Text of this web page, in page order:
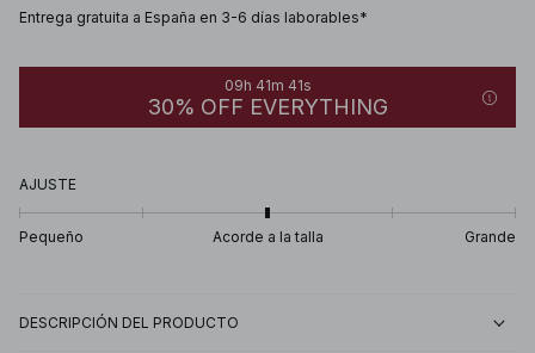
Entrega gratuita a España en 3-6 días laborables*
09h 41m 40s
30% OFF EVERYTHING
AJUSTE
Pequeño Acorde a la talla Grande
DESCRIPCIÓN DEL PRODUCTO